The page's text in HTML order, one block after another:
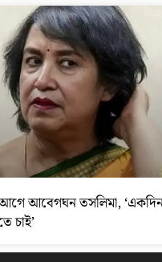
আবেগঘন তসলিমা,
চাই’